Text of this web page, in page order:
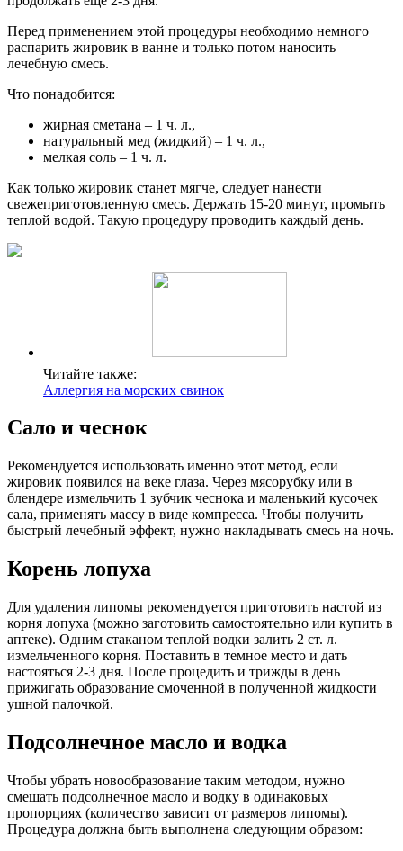
Перед применением этой процедуры необходимо немного
распарить жировик в ванне и только потом наносить
лечебную смесь.
Что понадобится:
жирная сметана – 1 ч. л.,
натуральный мед (жидкий) – 1 ч. л.,
мелкая соль – 1 ч. л.
Как только жировик станет мягче, следует нанести
свежеприготовленную смесь. Держать 15-20 минут, промыть
теплой водой. Такую процедуру проводить каждый день.
Читайте также:
Аллергия на морских свинок
Сало и чеснок
Рекомендуется использовать именно этот метод, если
жировик появился на веке глаза. Через мясорубку или в
блендере измельчить 1 зубчик чеснока и маленький кусочек
сала, применять массу в виде компресса. Чтобы получить
быстрый лечебный эффект, нужно накладывать смесь на ночь.
Корень лопуха
Для удаления липомы рекомендуется приготовить настой из
корня лопуха (можно заготовить самостоятельно или купить в
аптеке). Одним стаканом теплой водки залить 2 ст. л.
измельченного корня. Поставить в темное место и дать
настояться 2-3 дня. После процедить и трижды в день
прижигать образование смоченной в полученной жидкости
ушной палочкой.
Подсолнечное масло и водка
Чтобы убрать новообразование таким методом, нужно
смешать подсолнечное масло и водку в одинаковых
пропорциях (количество зависит от размеров липомы).
Процедура должна быть выполнена следующим образом: